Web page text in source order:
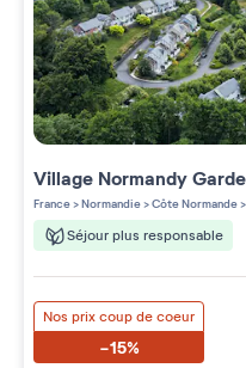
Village Normandy
France>Normandie>Côte Normande>
Séjour plus responsable
Nos prix coup de coeur
-15%